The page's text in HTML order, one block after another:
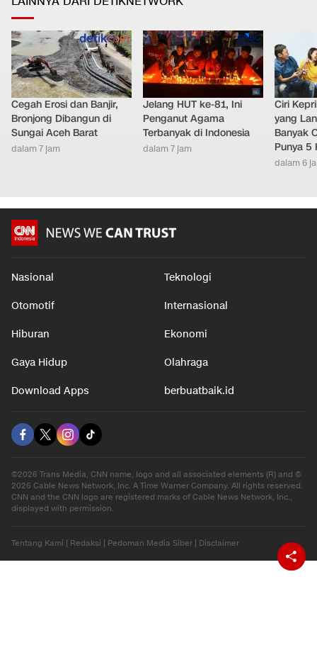
Cegah Erosi dan Banjir,
Bronjong Dibangun di
Sungai Aceh Barat
dalam 7 jam
Jelang HUT ke-81, Ini
Penganut Agama
Terbanyak di Indonesia
dalam 7 jam
Ciri
yang
Banyak
Punya 5
dalam 6
Nasional Teknologi
Otomotif Internasional
Hiburan Ekonomi
Gaya Hidup Olahraga
Download Apps berbuatbaik.id
©2026 Trans Media, CNN name, logo and all associated elements (R) and ©
2026 Cable News Network, Inc. A Time Warner Company. All rights reserved.
CNN and the CNN logo are registered marks of Cable News Network, Inc.,
displayed with permission.
Tentang Kami Redaksi Pedoman Media Siber Disclaimer